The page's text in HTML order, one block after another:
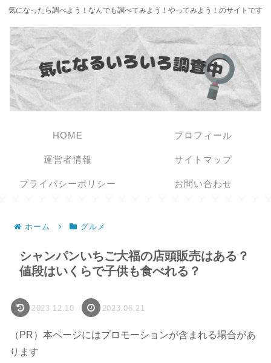
気になったら調べよう！なんでも調べてみよう！やってみよう！のサイトです
HOME プロフィール
運営者情報 サイトマップ
プライバシーポリシー お問い合わせ
ホーム グルメ
シャンパンいちご大福の店頭販売はある？
値段はいくらで子供も食べれる？
2023.12.10 2023.06.21
（PR）本ページにはプロモーションが含まれる場合があ
ります